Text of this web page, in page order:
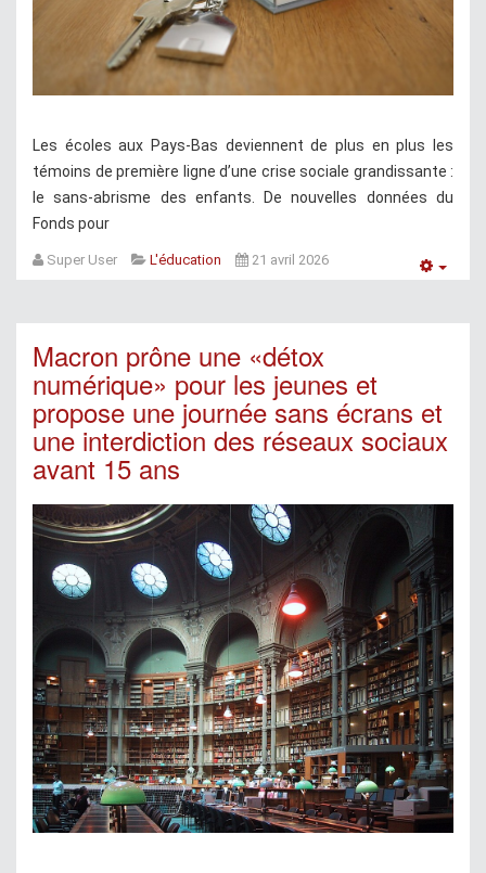
Les écoles aux Pays-Bas deviennent de plus en plus les
témoins de première ligne d’une crise sociale grandissante :
le sans-abrisme des enfants. De nouvelles données du
Fonds pour
Super User L'éducation 21 avril 2026
Macron prône une «détox
numérique» pour les jeunes et
propose une journée sans écrans et
une interdiction des réseaux sociaux
avant 15 ans